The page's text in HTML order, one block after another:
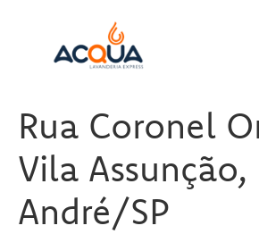
Rua Coronel
Vila
André/SP